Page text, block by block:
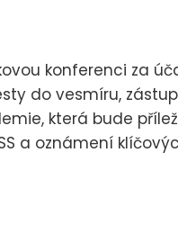
konferenci za
do vesmíru,
která bude
a oznámení